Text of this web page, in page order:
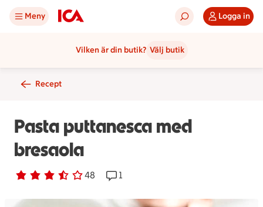
Meny Logga in
Vilken är din butik? Välj butik
Recept
Pasta puttanesca med
bresaola
Betyg 3.2 av 5. 48
48 personer har röstatReceptet har 1 kommentarer
1